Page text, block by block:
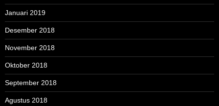
Januari 2019
Desember 2018
November 2018
Oktober 2018
September 2018
Agustus 2018